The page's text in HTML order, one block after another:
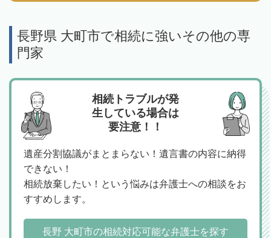
長野県 大町市で相続に強いその他の専
門家
相続トラブルが発
生している場合は
要注意！！
遺産分割協議がまとまらない！遺言書の内容に納得
できない！
相続放棄したい！という悩みは弁護士への相談をお
すすめします。
長野 大町市の相続対応可能な弁護士を探す